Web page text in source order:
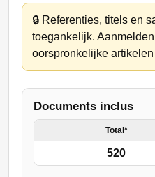
🔒 Referenties, titels en
toegankelijk.
oorspronkelijke
Documents inclus
Total*
520